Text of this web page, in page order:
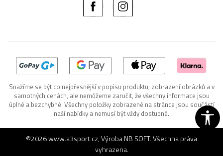
Snažíme se být co nejpřesnější v popisu produktu, zobrazení obrázků a v
samotných cenách, ale nemůžeme zaručit, že všechny informace jsou
úplné a bezchybné. Všechny položky zobrazené na stránce jsou součástí
naší nabídky a nemusí být vždy dostupné.
©2026www.a3sport.cz, VýrobaNB SOFT. Všechna práva
vyhrazena.